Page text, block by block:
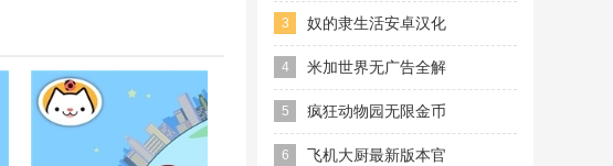
可以在悬浮窗的帮助中心查看。
worId1.100下载安装
官方版
3 奴的隶生活安卓汉化
1.7魔改版
4 米加世界无广告全解
锁2026最新版(Miga
Town My World)
5 疯狂动物园无限金币
无限钻石内购破解版
6 飞机大厨最新版本官